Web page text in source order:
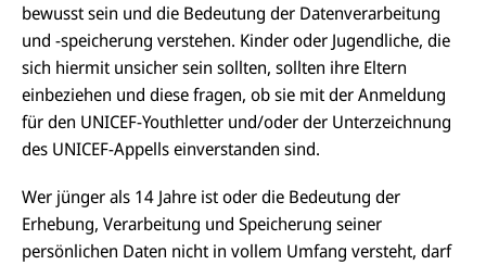
bewusst sein und die Bedeutung der Datenverarbeitung
und -speicherung verstehen. Kinder oder Jugendliche, die
sich hiermit unsicher sein sollten, sollten ihre Eltern
einbeziehen und diese fragen, ob sie mit der Anmeldung
für den UNICEF-Youthletter und/oder der Unterzeichnung
des UNICEF-Appells einverstanden sind.
Wer jünger als 14 Jahre ist oder die Bedeutung der
Erhebung, Verarbeitung und Speicherung seiner
persönlichen Daten nicht in vollem Umfang versteht, darf